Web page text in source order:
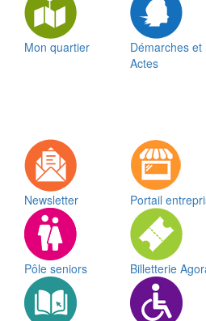
Mon quartier
Démarches et
Actes
Newsletter Portail
Pôle seniors Billetterie